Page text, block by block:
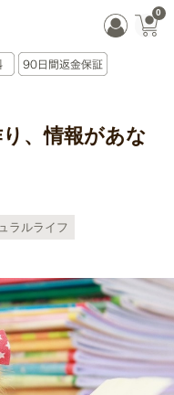
0
ラルライフ
、情報があな